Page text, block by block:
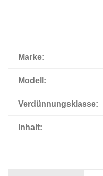
Marke:
Modell:
Verdünnungsklasse:
Inhalt: